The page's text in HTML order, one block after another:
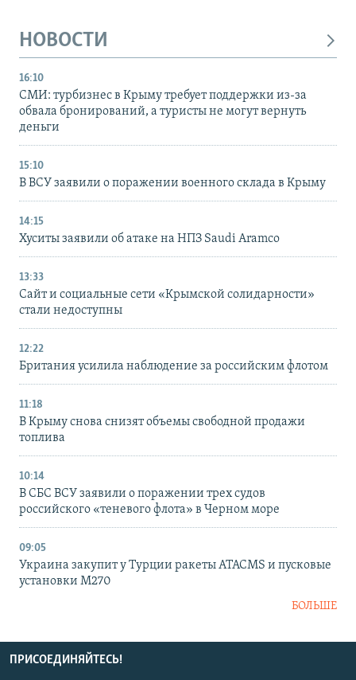
НОВОСТИ
16:10
СМИ: турбизнес в Крыму требует поддержки из-за
обвала бронирований, а туристы не могут вернуть
деньги
15:10
В ВСУ заявили о поражении военного склада в Крыму
14:15
Хуситы заявили об атаке на НПЗ Saudi Aramco
13:33
Сайт и социальные сети «Крымской солидарности»
стали недоступны
12:22
Британия усилила наблюдение за российским флотом
11:18
В Крыму снова снизят объемы свободной продажи
топлива
10:14
В СБС ВСУ заявили о поражении трех судов
российского «теневого флота» в Черном море
09:05
Украина закупит у Турции ракеты ATACMS и пусковые
установки M270
БОЛЬШЕ
ПРИСОЕДИНЯЙТЕСЬ!